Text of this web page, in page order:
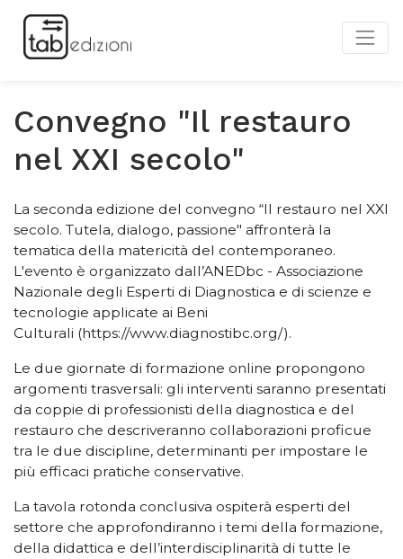
Convegno "Il restauro
nel XXI secolo"
La seconda edizione del convegno “Il restauro nel XXI
secolo. Tutela, dialogo, passione" affronterà la
tematica della matericità del contemporaneo.
L'evento è organizzato dall’ANEDbc - Associazione
Nazionale degli Esperti di Diagnostica e di scienze e
tecnologie applicate ai Beni
Culturali (https://www.diagnostibc.org/).
Le due giornate di formazione online propongono
argomenti trasversali: gli interventi saranno presentati
da coppie di professionisti della diagnostica e del
restauro che descriveranno collaborazioni proficue
tra le due discipline, determinanti per impostare le
più efficaci pratiche conservative.
La tavola rotonda conclusiva ospiterà esperti del
settore che approfondiranno i temi della formazione,
della didattica e dell’interdisciplinarità di tutte le